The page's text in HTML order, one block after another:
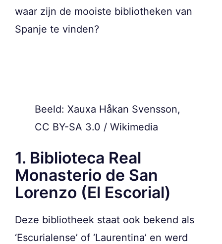
waar zijn de mooiste bibliotheken van
Spanje te vinden?
Beeld: Xauxa Håkan Svensson,
CC BY-SA 3.0 / Wikimedia
1. Biblioteca Real
Monasterio de San
Lorenzo (El Escorial)
Deze bibliotheek staat ook bekend als
‘Escurialense’ of ‘Laurentina’ en werd